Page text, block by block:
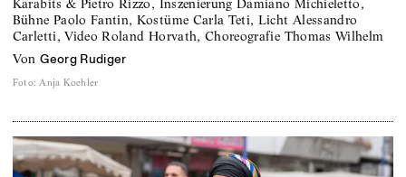
Karabits & Pietro Rizzo, Inszenierung Damiano Michieletto,
Bühne Paolo Fantin, Kostüme Carla Teti, Licht Alessandro
Carletti, Video Roland Horvath, Choreografie Thomas Wilhelm
von Georg Rudiger
Foto: Anja Koehler